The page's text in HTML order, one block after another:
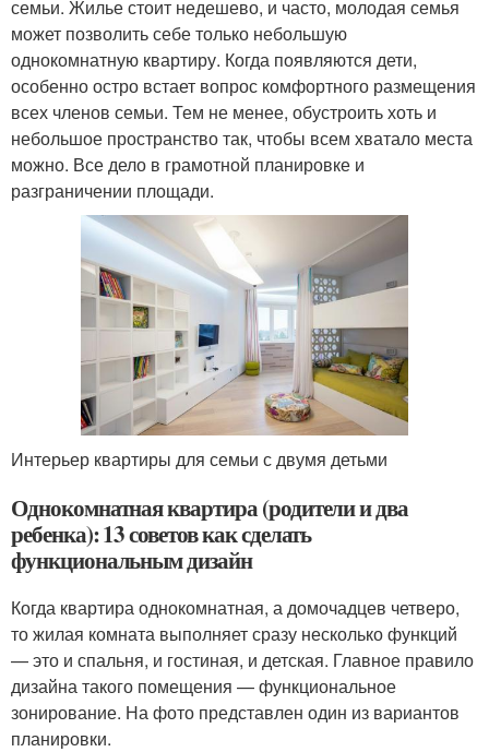
семьи. Жилье стоит недешево, и часто, молодая семья
может позволить себе только небольшую
однокомнатную квартиру. Когда появляются дети,
особенно остро встает вопрос комфортного размещения
всех членов семьи. Тем не менее, обустроить хоть и
небольшое пространство так, чтобы всем хватало места
можно. Все дело в грамотной планировке и
разграничении площади.
Интерьер квартиры для семьи с двумя детьми
Однокомнатная квартира (родители и два
ребенка): 13 советов как сделать
функциональным дизайн
Когда квартира однокомнатная, а домочадцев четверо,
то жилая комната выполняет сразу несколько функций
— это и спальня, и гостиная, и детская. Главное правило
дизайна такого помещения — функциональное
зонирование. На фото представлен один из вариантов
планировки.